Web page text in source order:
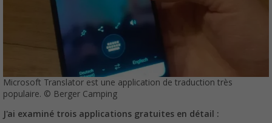
Microsoft Translator est une application de traduction très
populaire. © Berger Camping
J'ai examiné trois applications gratuites en détail :